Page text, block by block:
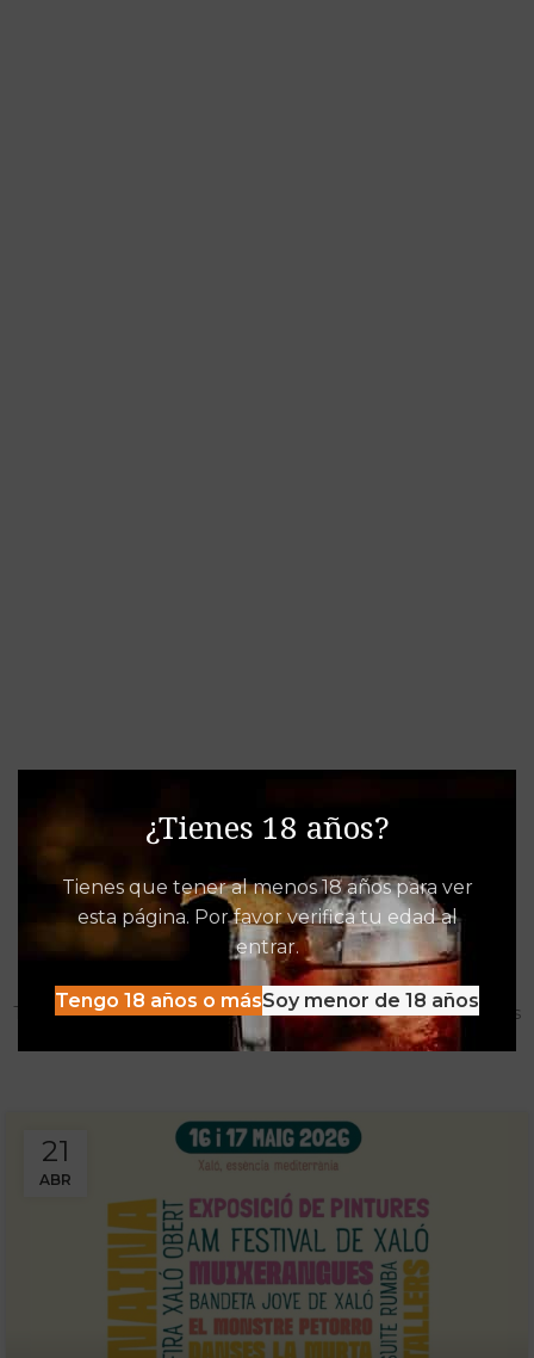
¿Tienes 18 años?
Tienes que tener al menos 18 años para ver
esta página. Por favor verifica tu edad al
entrar.
Tengo 18 años o másSoy menor de 18 años
Destacados de Vinalia
Mucho más que una Vinoteca
Tenemos las experiencias, descuentos y detacados pensados
para disfrutar al máximo de la oferta Vinalia
21
ABR